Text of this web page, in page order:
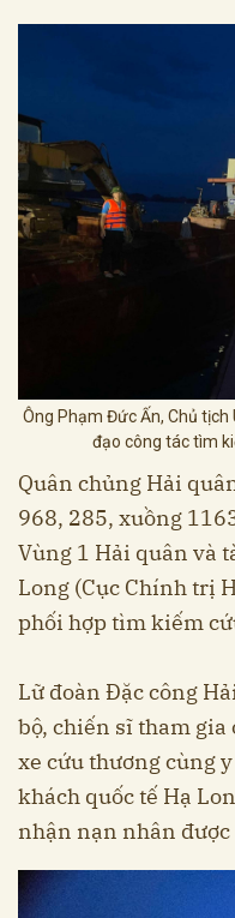
Ông Phạm Đức Ấn, Chủ tịch
đạo công tác tìm
Quân chủng Hải
968, 285, xuồng
Vùng 1 Hải quân và
Long (Cục Chính trị
phối hợp tìm kiếm
Lữ đoàn Đặc công
bộ, chiến sĩ tham gia
xe cứu thương cùng
khách quốc tế Hạ
nhận nạn nhân được